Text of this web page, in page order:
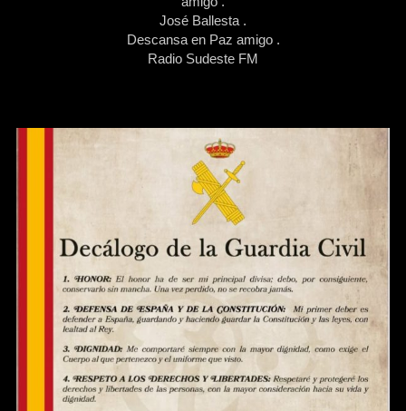
José Ballesta .
Descansa en Paz amigo .
Radio Sudeste FM